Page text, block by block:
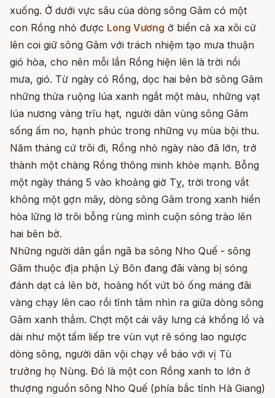
xuống. Ở dưới vực sâu của dòng sông Gâm có một
con Rồng nhỏ được Long Vương ở biển cả xa xôi cử
lên coi giữ sông Gâm với trách nhiệm tạo mưa thuận
gió hòa, cho nên mỗi lần Rồng hiện lên là trời nổi
mưa, gió. Từ ngày có Rồng, dọc hai bên bờ sông Gâm
những thửa ruộng lúa xanh ngắt một màu, những vạt
lúa nương vàng trĩu hạt, người dân vùng sông Gâm
sống ấm no, hạnh phúc trong những vụ mùa bội thu.
Năm tháng cứ trôi đi, Rồng nhỏ ngày nào đã lớn, trở
thành một chàng Rồng thông minh khỏe mạnh. Bỗng
một ngày tháng 5 vào khoảng giờ Tỵ, trời trong vắt
không một gợn mây, dòng sông Gâm trong xanh hiền
hòa lững lờ trôi bỗng rùng mình cuộn sóng trào lên
hai bên bờ.
Những người dân gần ngã ba sông Nho Quế - sông
Gâm thuộc địa phận Lý Bôn đang đãi vàng bị sóng
đánh dạt cả lên bờ, hoảng hốt vứt bỏ ống máng đãi
vàng chạy lên cao rồi tĩnh tâm nhìn ra giữa dòng sông
Gâm xanh thẳm. Chợt một cái vây lưng cá khổng lồ và
dài như một tấm liếp tre vùn vụt rẽ sóng lao ngược
dòng sông, người dân vội chạy về báo với vị Tù
trưởng họ Nùng. Đó là một con Rồng xanh to lớn ở
thượng nguồn sông Nho Quế (phía bắc tỉnh Hà Giang)